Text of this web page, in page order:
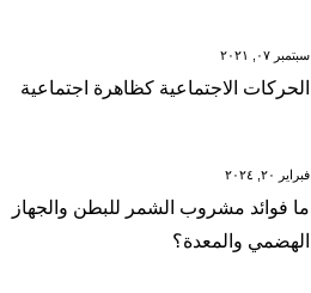
سبتمبر ٠٧, ٢٠٢١
الحركات الاجتماعية كظاهرة اجتماعية
فبراير ٢٠, ٢٠٢٤
ما فوائد مشروب الشمر للبطن والجهاز
الهضمي والمعدة؟